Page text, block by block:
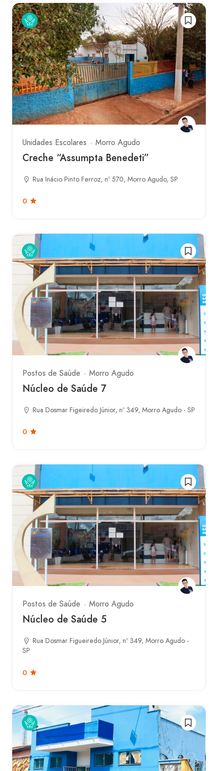
Unidades Escolares Morro Agudo
Creche “Assumpta Benedeti”
Rua Inácio Pinto Ferroz, nº 570, Morro Agudo, SP
0
Postos de Saúde Morro Agudo
Núcleo de Saúde 7
Rua Dosmar Figeiredo Júnior, nº 349, Morro Agudo - SP
0
Postos de Saúde Morro Agudo
Núcleo de Saúde 5
Rua Dosmar Figueiredo Júnior, nº 349, Morro Agudo -
SP
0